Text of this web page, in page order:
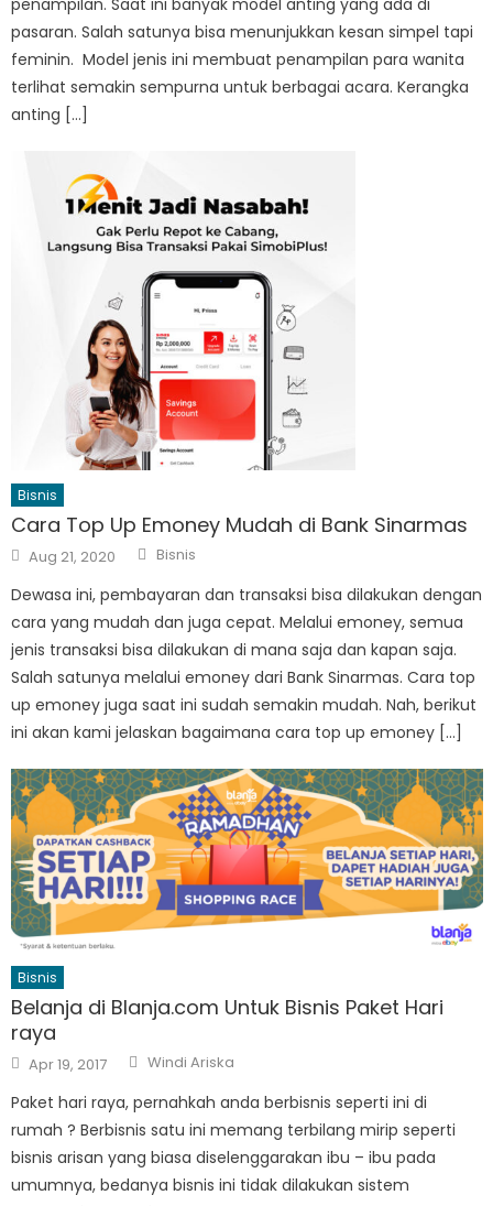
pasaran. Salah satunya bisa menunjukkan kesan simpel tapi
feminin. Model jenis ini membuat penampilan para wanita
terlihat semakin sempurna untuk berbagai acara. Kerangka
anting […]
Bisnis
Cara Top Up Emoney Mudah di Bank Sinarmas
Posted
on
Aug 21, 2020 Author
Bisnis
Dewasa ini, pembayaran dan transaksi bisa dilakukan dengan
cara yang mudah dan juga cepat. Melalui emoney, semua
jenis transaksi bisa dilakukan di mana saja dan kapan saja.
Salah satunya melalui emoney dari Bank Sinarmas. Cara top
up emoney juga saat ini sudah semakin mudah. Nah, berikut
ini akan kami jelaskan bagaimana cara top up emoney […]
Bisnis
Belanja di Blanja.com Untuk Bisnis Paket Hari
raya
Posted
on
Apr 19, 2017 Author
Windi Ariska
Paket hari raya, pernahkah anda berbisnis seperti ini di
rumah ? Berbisnis satu ini memang terbilang mirip seperti
bisnis arisan yang biasa diselenggarakan ibu – ibu pada
umumnya, bedanya bisnis ini tidak dilakukan sistem